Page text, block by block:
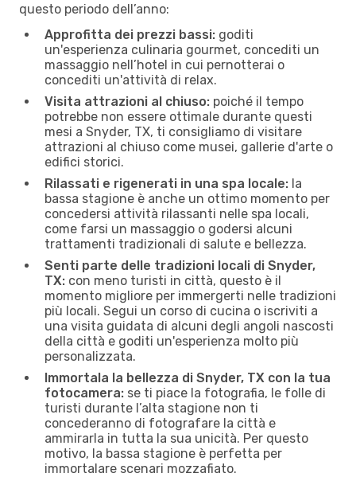
questo periodo dell’anno:
Approfitta dei prezzi bassi: goditi
un'esperienza culinaria gourmet, concediti un
massaggio nell’hotel in cui pernotterai o
concediti un'attività di relax.
Visita attrazioni al chiuso: poiché il tempo
potrebbe non essere ottimale durante questi
mesi a Snyder, TX, ti consigliamo di visitare
attrazioni al chiuso come musei, gallerie d'arte o
edifici storici.
Rilassati e rigenerati in una spa locale: la
bassa stagione è anche un ottimo momento per
concedersi attività rilassanti nelle spa locali,
come farsi un massaggio o godersi alcuni
trattamenti tradizionali di salute e bellezza.
Senti parte delle tradizioni locali di Snyder,
TX: con meno turisti in città, questo è il
momento migliore per immergerti nelle tradizioni
più locali. Segui un corso di cucina o iscriviti a
una visita guidata di alcuni degli angoli nascosti
della città e goditi un'esperienza molto più
personalizzata.
Immortala la bellezza di Snyder, TX con la tua
fotocamera: se ti piace la fotografia, le folle di
turisti durante l’alta stagione non ti
concederanno di fotografare la città e
ammirarla in tutta la sua unicità. Per questo
motivo, la bassa stagione è perfetta per
immortalare scenari mozzafiato.